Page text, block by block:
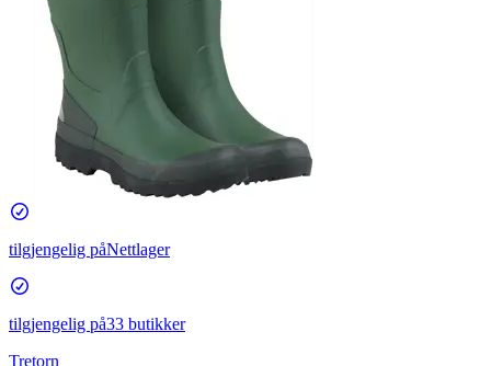
tilgjengelig påNettlager
tilgjengelig på33 butikker
Tretorn